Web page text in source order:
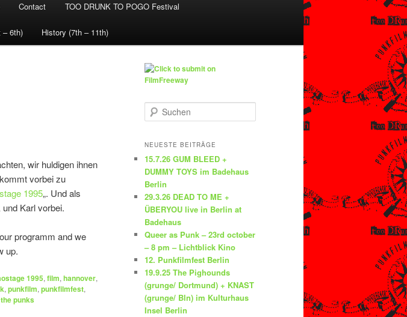
Contact TOO DRUNK TO POGO Festival
– 6th) History (7th – 11th)
wir huldigen ihnen
vorbei zu
1995„. Und als
Karl vorbei.
programm and we
up.
1995, film, hannover,
, punkfilm, punkfilmfest,
punks
u
h
n
NEUESTE BEITRÄGE
15.7.26 GUM BLEED +
DUMMY TOYS im Badehaus
Berlin
29.3.26 DEAD TO ME +
ÜBERYOU live in Berlin at
Badehaus
Queer as Punk – 23rd october
– 8 pm – Lichtblick Kino
12. Punkfilmfest Berlin
19.9.25 The Pighounds
(grunge/ Dortmund) + KNAST
(grunge/ Bln) im Kulturhaus
Insel Berlin